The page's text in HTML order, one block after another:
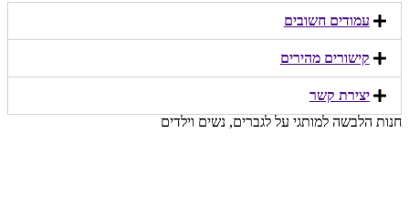
עמודים חשובים
קישורים מהירים​
יצירת קשר​
חנות הלבשה למותגי על לגברים, נשים וילדים